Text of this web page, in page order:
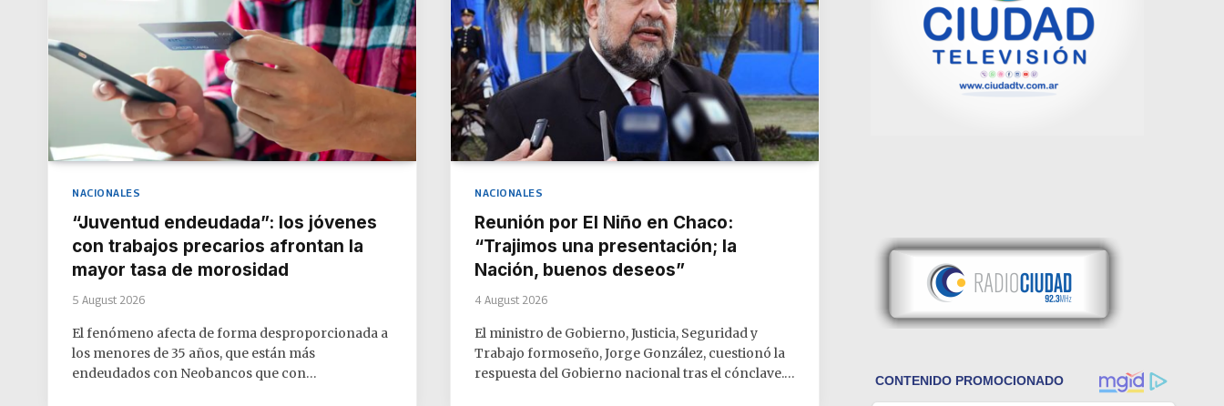
NACIONALES
“Juventud endeudada”: los jóvenes
con trabajos precarios afrontan la
mayor tasa de morosidad
5 August 2026
El fenómeno afecta de forma desproporcionada a
los menores de 35 años, que están más
endeudados con Neobancos que con…
NACIONALES
Reunión por El Niño en Chaco:
“Trajimos una presentación; la
Nación, buenos deseos”
4 August 2026
El ministro de Gobierno, Justicia, Seguridad y
Trabajo formoseño, Jorge González, cuestionó la
respuesta del Gobierno nacional tras el cónclave.…